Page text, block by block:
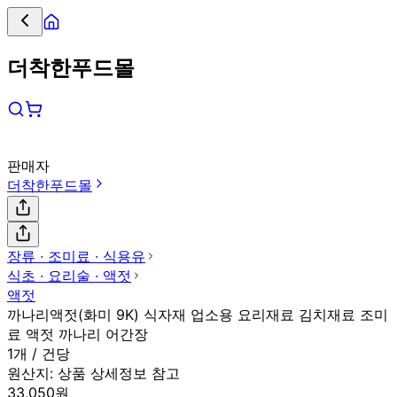
더착한푸드몰
판매자
더착한푸드몰
장류 ∙ 조미료 ∙ 식용유
식초 ∙ 요리술 ∙ 액젓
액젓
까나리액젓(화미 9K) 식자재 업소용 요리재료 김치재료 조미
료 액젓 까나리 어간장
1개 / 건당
원산지: 상품 상세정보 참고
33,050원